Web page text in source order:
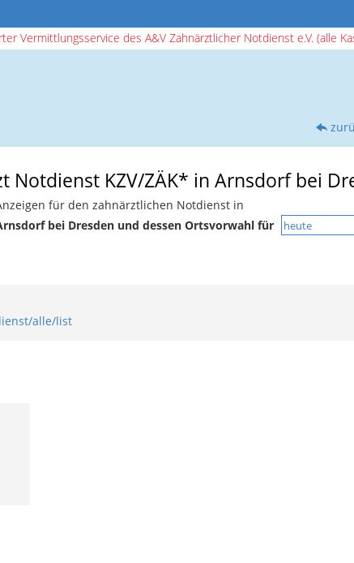
Vermittlungsservice des A&V Zahnärztlicher Notdienst e.V. (alle
KZV/ZÄK* in Arnsdorf bei
für den zahnärztlichen Notdienst in
bei Dresden und dessen Ortsvorwahl für
alle/list